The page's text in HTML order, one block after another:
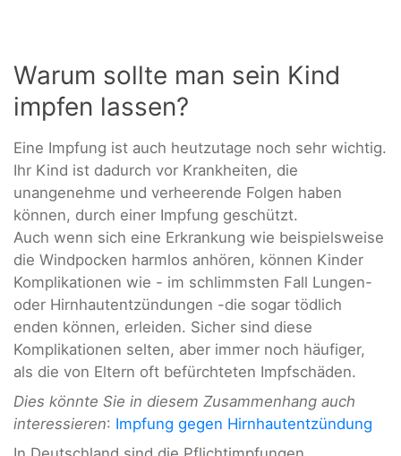
Warum sollte man sein Kind
impfen lassen?
Eine Impfung ist auch heutzutage noch sehr wichtig.
Ihr Kind ist dadurch vor Krankheiten, die
unangenehme und verheerende Folgen haben
können, durch einer Impfung geschützt.
Auch wenn sich eine Erkrankung wie beispielsweise
die Windpocken harmlos anhören, können Kinder
Komplikationen wie - im schlimmsten Fall Lungen-
oder Hirnhautentzündungen -die sogar tödlich
enden können, erleiden. Sicher sind diese
Komplikationen selten, aber immer noch häufiger,
als die von Eltern oft befürchteten Impfschäden.
Dies könnte Sie in diesem Zusammenhang auch
interessieren: Impfung gegen Hirnhautentzündung